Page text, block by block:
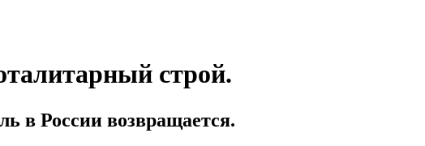
строй.
в России возвращается.